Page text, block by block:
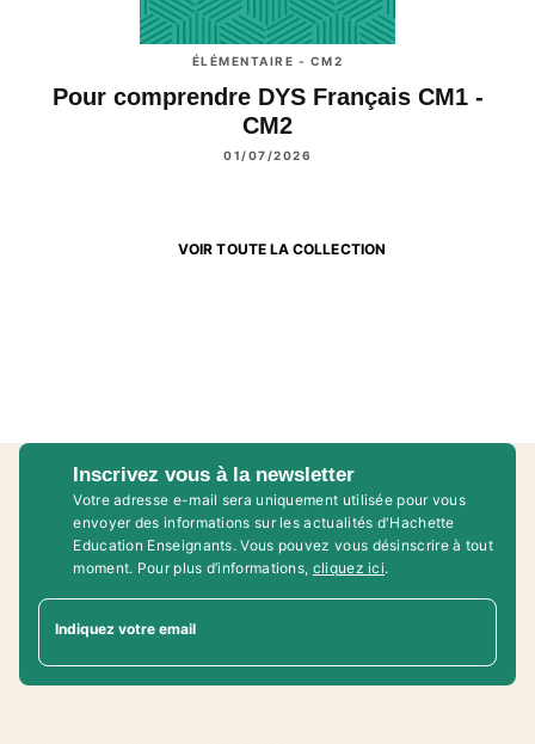
ÉLÉMENTAIRE - CM2
Pour comprendre DYS Français CM1 -
CM2
01/07/2026
VOIR TOUTE LA COLLECTION
Inscrivez vous à la newsletter
Votre adresse e-mail sera uniquement utilisée pour vous
envoyer des informations sur les actualités d'Hachette
Education Enseignants. Vous pouvez vous désinscrire à tout
moment. Pour plus d’informations, cliquez ici.
Indiquez votre email